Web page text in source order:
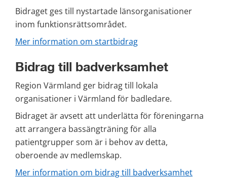
Bidraget ges till nystartade länsorganisationer
inom funktionsrättsområdet.
Mer information om startbidrag
Bidrag till badverksamhet
Region Värmland ger bidrag till lokala
organisationer i Värmland för badledare.
Bidraget är avsett att underlätta för föreningarna
att arrangera bassängträning för alla
patientgrupper som är i behov av detta,
oberoende av medlemskap.
Mer information om bidrag till badverksamhet